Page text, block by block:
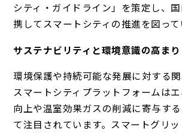
シティ・ガイドライン」を策定し、
携してスマートシティの推進を図って
サステナビリティと環境意識の高まり
環境保護や持続可能な発展に対する関
スマートシティプラットフォームは
向上や温室効果ガスの削減に寄与す
て注目されています。スマートグリ